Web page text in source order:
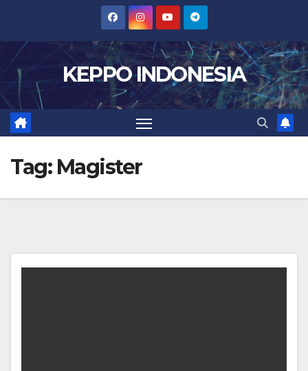
content
KEPPO INDONESIA
Tag: Magister